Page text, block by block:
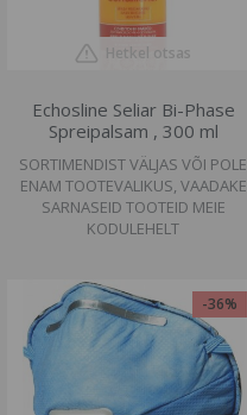
Hetkel otsas
Echosline Seliar Bi-Phase
Spreipalsam , 300 ml
SORTIMENDIST VÄLJAS VÕI POLE
ENAM TOOTEVALIKUS, VAADAKE
SARNASEID TOOTEID MEIE
KODULEHELT
-36%